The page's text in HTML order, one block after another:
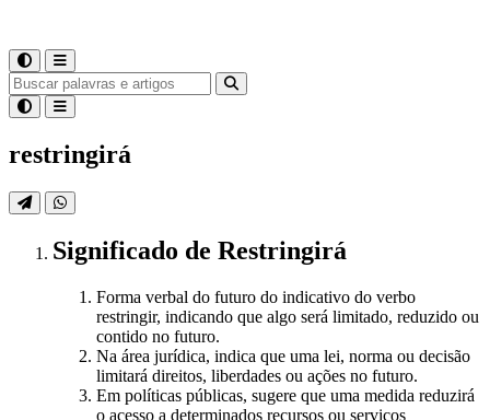
restringirá
Significado de Restringirá
Forma verbal do futuro do indicativo do verbo
restringir, indicando que algo será limitado, reduzido ou
contido no futuro.
Na área jurídica, indica que uma lei, norma ou decisão
limitará direitos, liberdades ou ações no futuro.
Em políticas públicas, sugere que uma medida reduzirá
o acesso a determinados recursos ou serviços